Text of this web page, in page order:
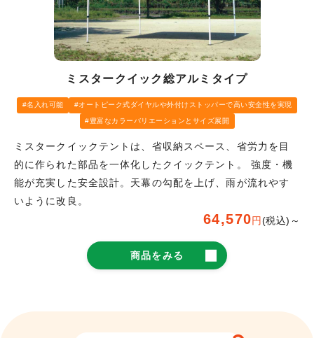
ミスタークイック総アルミタイプ
名入れ可能 オートピーク式ダイヤルや外付けストッパーで高い安全性を実現
豊富なカラーバリエーションとサイズ展開
ミスタークイックテントは、省収納スペース、省労力を目
的に作られた部品を一体化したクイックテント。 強度・機
能が充実した安全設計。天幕の勾配を上げ、雨が流れやす
いように改良。
64,570円(税込)～
商品をみる